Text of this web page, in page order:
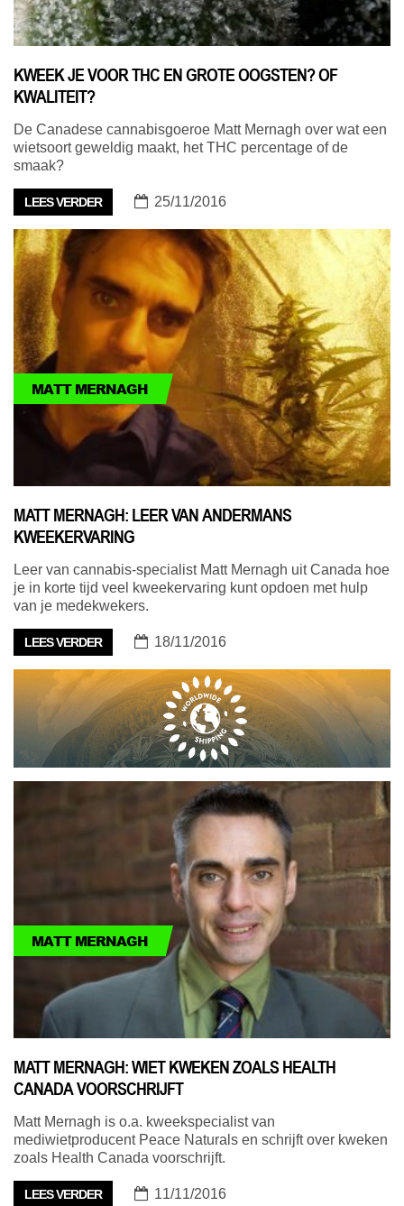
KWEEK JE VOOR THC EN GROTE OOGSTEN? OF
KWALITEIT?
De Canadese cannabisgoeroe Matt Mernagh over wat een
wietsoort geweldig maakt, het THC percentage of de
smaak?
LEES VERDER 25/11/2016
MATT MERNAGH
MATT MERNAGH: LEER VAN ANDERMANS
KWEEKERVARING
Leer van cannabis-specialist Matt Mernagh uit Canada hoe
je in korte tijd veel kweekervaring kunt opdoen met hulp
van je medekwekers.
LEES VERDER 18/11/2016
MATT MERNAGH
MATT MERNAGH: WIET KWEKEN ZOALS HEALTH
CANADA VOORSCHRIJFT
Matt Mernagh is o.a. kweekspecialist van
mediwietproducent Peace Naturals en schrijft over kweken
zoals Health Canada voorschrijft.
LEES VERDER 11/11/2016